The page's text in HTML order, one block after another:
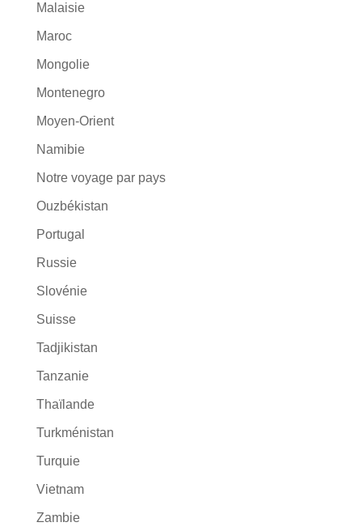
Malaisie
Maroc
Mongolie
Montenegro
Moyen-Orient
Namibie
Notre voyage par pays
Ouzbékistan
Portugal
Russie
Slovénie
Suisse
Tadjikistan
Tanzanie
Thaïlande
Turkménistan
Turquie
Vietnam
Zambie